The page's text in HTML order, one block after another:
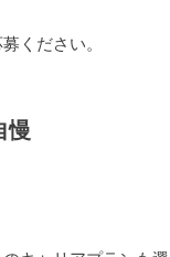
ください。
慢